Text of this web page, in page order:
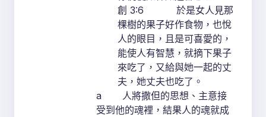
創 3:6 於是女人見那
棵樹的果子好作食物，也悅
人的眼目，且是可喜愛的，
能使人有智慧，就摘下果子
來吃了，又給與她一起的丈
夫，她丈夫也吃了。
a 人將撒但的思想、主意接
受到他的魂裡，結果人的魂就成